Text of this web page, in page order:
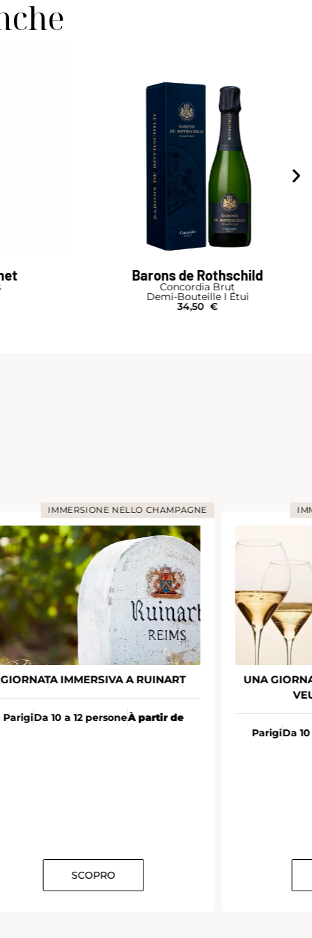
Drappier
Rosé de Saignée
Magnum
92,00 €
IMMERSIONE NELLO CHAMPAGNE
GIORNATA IMMERSIVA PRESSO
VEUVE CLICQUOT
SCOPRO
Parigi10